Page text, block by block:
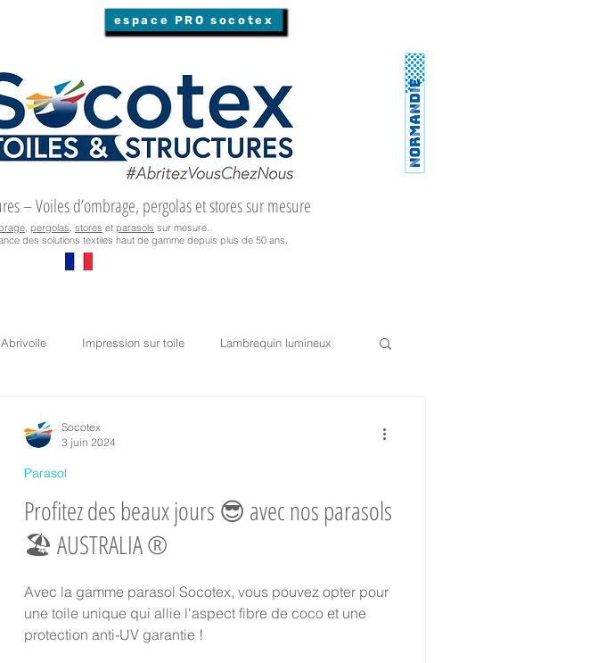
espace PRO socotex
– Voiles d’ombrage, pergolas et stores sur mesure
, pergolas, stores et parasols sur mesure.
des solutions textiles haut de gamme depuis plus de 50 ans.
Impression sur toile Lambrequin lumineux
mesure Toile Australia
Protection solaire avec TVA réduite
Profitez des beaux jours 😎 avec nos parasols
🏖 AUSTRALIA ®
Avec la gamme parasol Socotex, vous pouvez opter pour
une toile unique qui allie l'aspect fibre de coco et une
protection anti-UV garantie !
Parasol
Socotex
3 juin 2024